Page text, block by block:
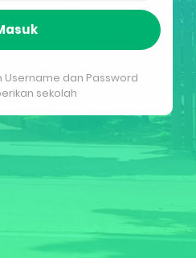
Username dan Password
sekolah